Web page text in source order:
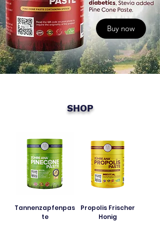
Buy now
SHOP
Tannenzapfenpas
te
Propolis Frischer
Honig